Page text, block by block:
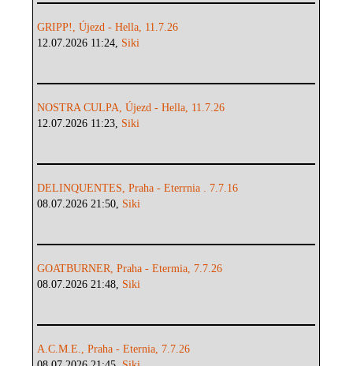
GRIPP!, Újezd - Hella, 11.7.26
12.07.2026 11:24, Siki
NOSTRA CULPA, Újezd - Hella, 11.7.26
12.07.2026 11:23, Siki
DELINQUENTES, Praha - Eterrnia . 7.7.16
08.07.2026 21:50, Siki
GOATBURNER, Praha - Etermia, 7.7.26
08.07.2026 21:48, Siki
A.C.M.E., Praha - Eternia, 7.7.26